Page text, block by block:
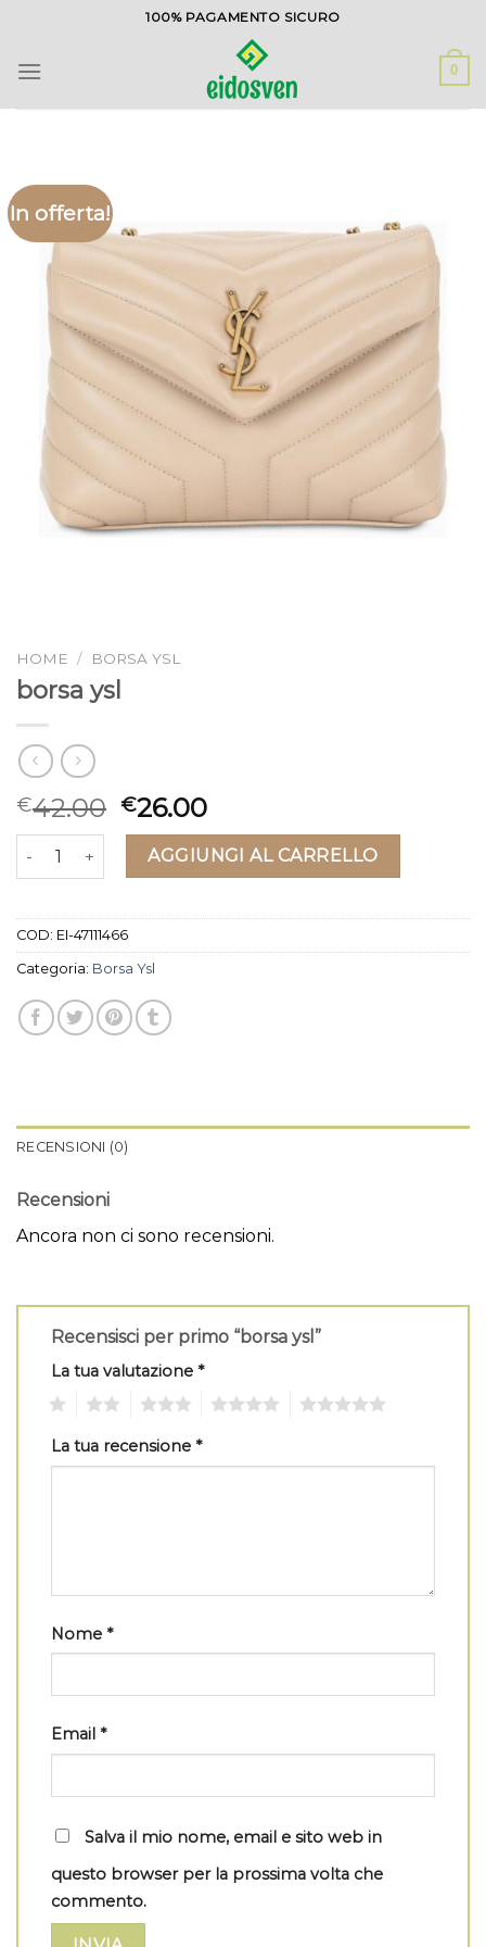
contenuti
100% PAGAMENTO SICURO
0
In offerta!
HOME / BORSA YSL
borsa ysl
€42.00 €26.00
borsa ysl quantitàAGGIUNGI AL CARRELLO
COD: EI-47111466
Categoria: Borsa Ysl
RECENSIONI (0)
Recensioni
Ancora non ci sono recensioni.
Recensisci per primo “borsa ysl”
La tua valutazione *
La tua recensione *
Nome *
Email *
Salva il mio nome, email e sito web in
questo browser per la prossima volta che
commento.